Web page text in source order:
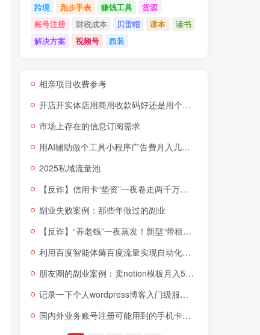
跨境
跑步手表 赚钱工具
货源
账号注册
财税成本 贝雷帽 课本
读书
解决方案
视频号 西装
相亲项目收费参考
开店开实体店用商用收款码好还是用个人收款码好？
市场上存在的信息订阅需求
用AI辅助做个工具小程序广告费月入几千块
2025私域流量池
【反诈】信用卡“垫资”一夜卷走两千万！背后骗局专坑贪小便宜的人，所有步骤全曝光​
副业失败案例：那些年做过的副业
【反诈】​​“养老钱”一夜蒸发！新型“带租约”卖房骗局专坑中老年人，背后套路令人发指​
利用百度智能体薅百度流量实现自动化引流获客赚钱
朋友圈的副业案例：卖notion模板月入5万+
记录一下个人wordpress博客入门级服务器的崩溃和重装优化
国内外业务账号注册可能用到的手机卡套餐推荐